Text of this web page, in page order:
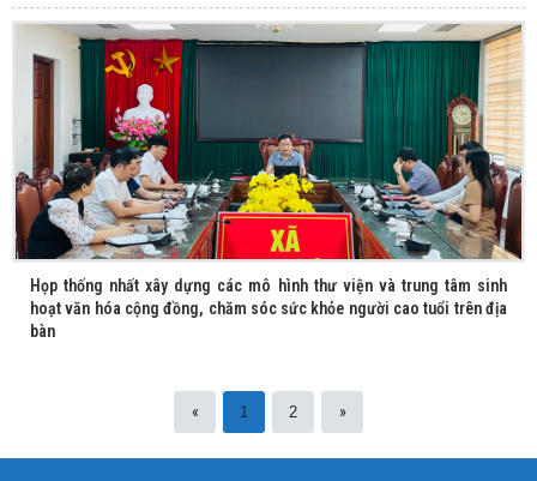
Họp thống nhất xây dựng các mô hình thư viện và trung tâm sinh
hoạt văn hóa cộng đồng, chăm sóc sức khỏe người cao tuổi trên địa
bàn
« 1 2 »